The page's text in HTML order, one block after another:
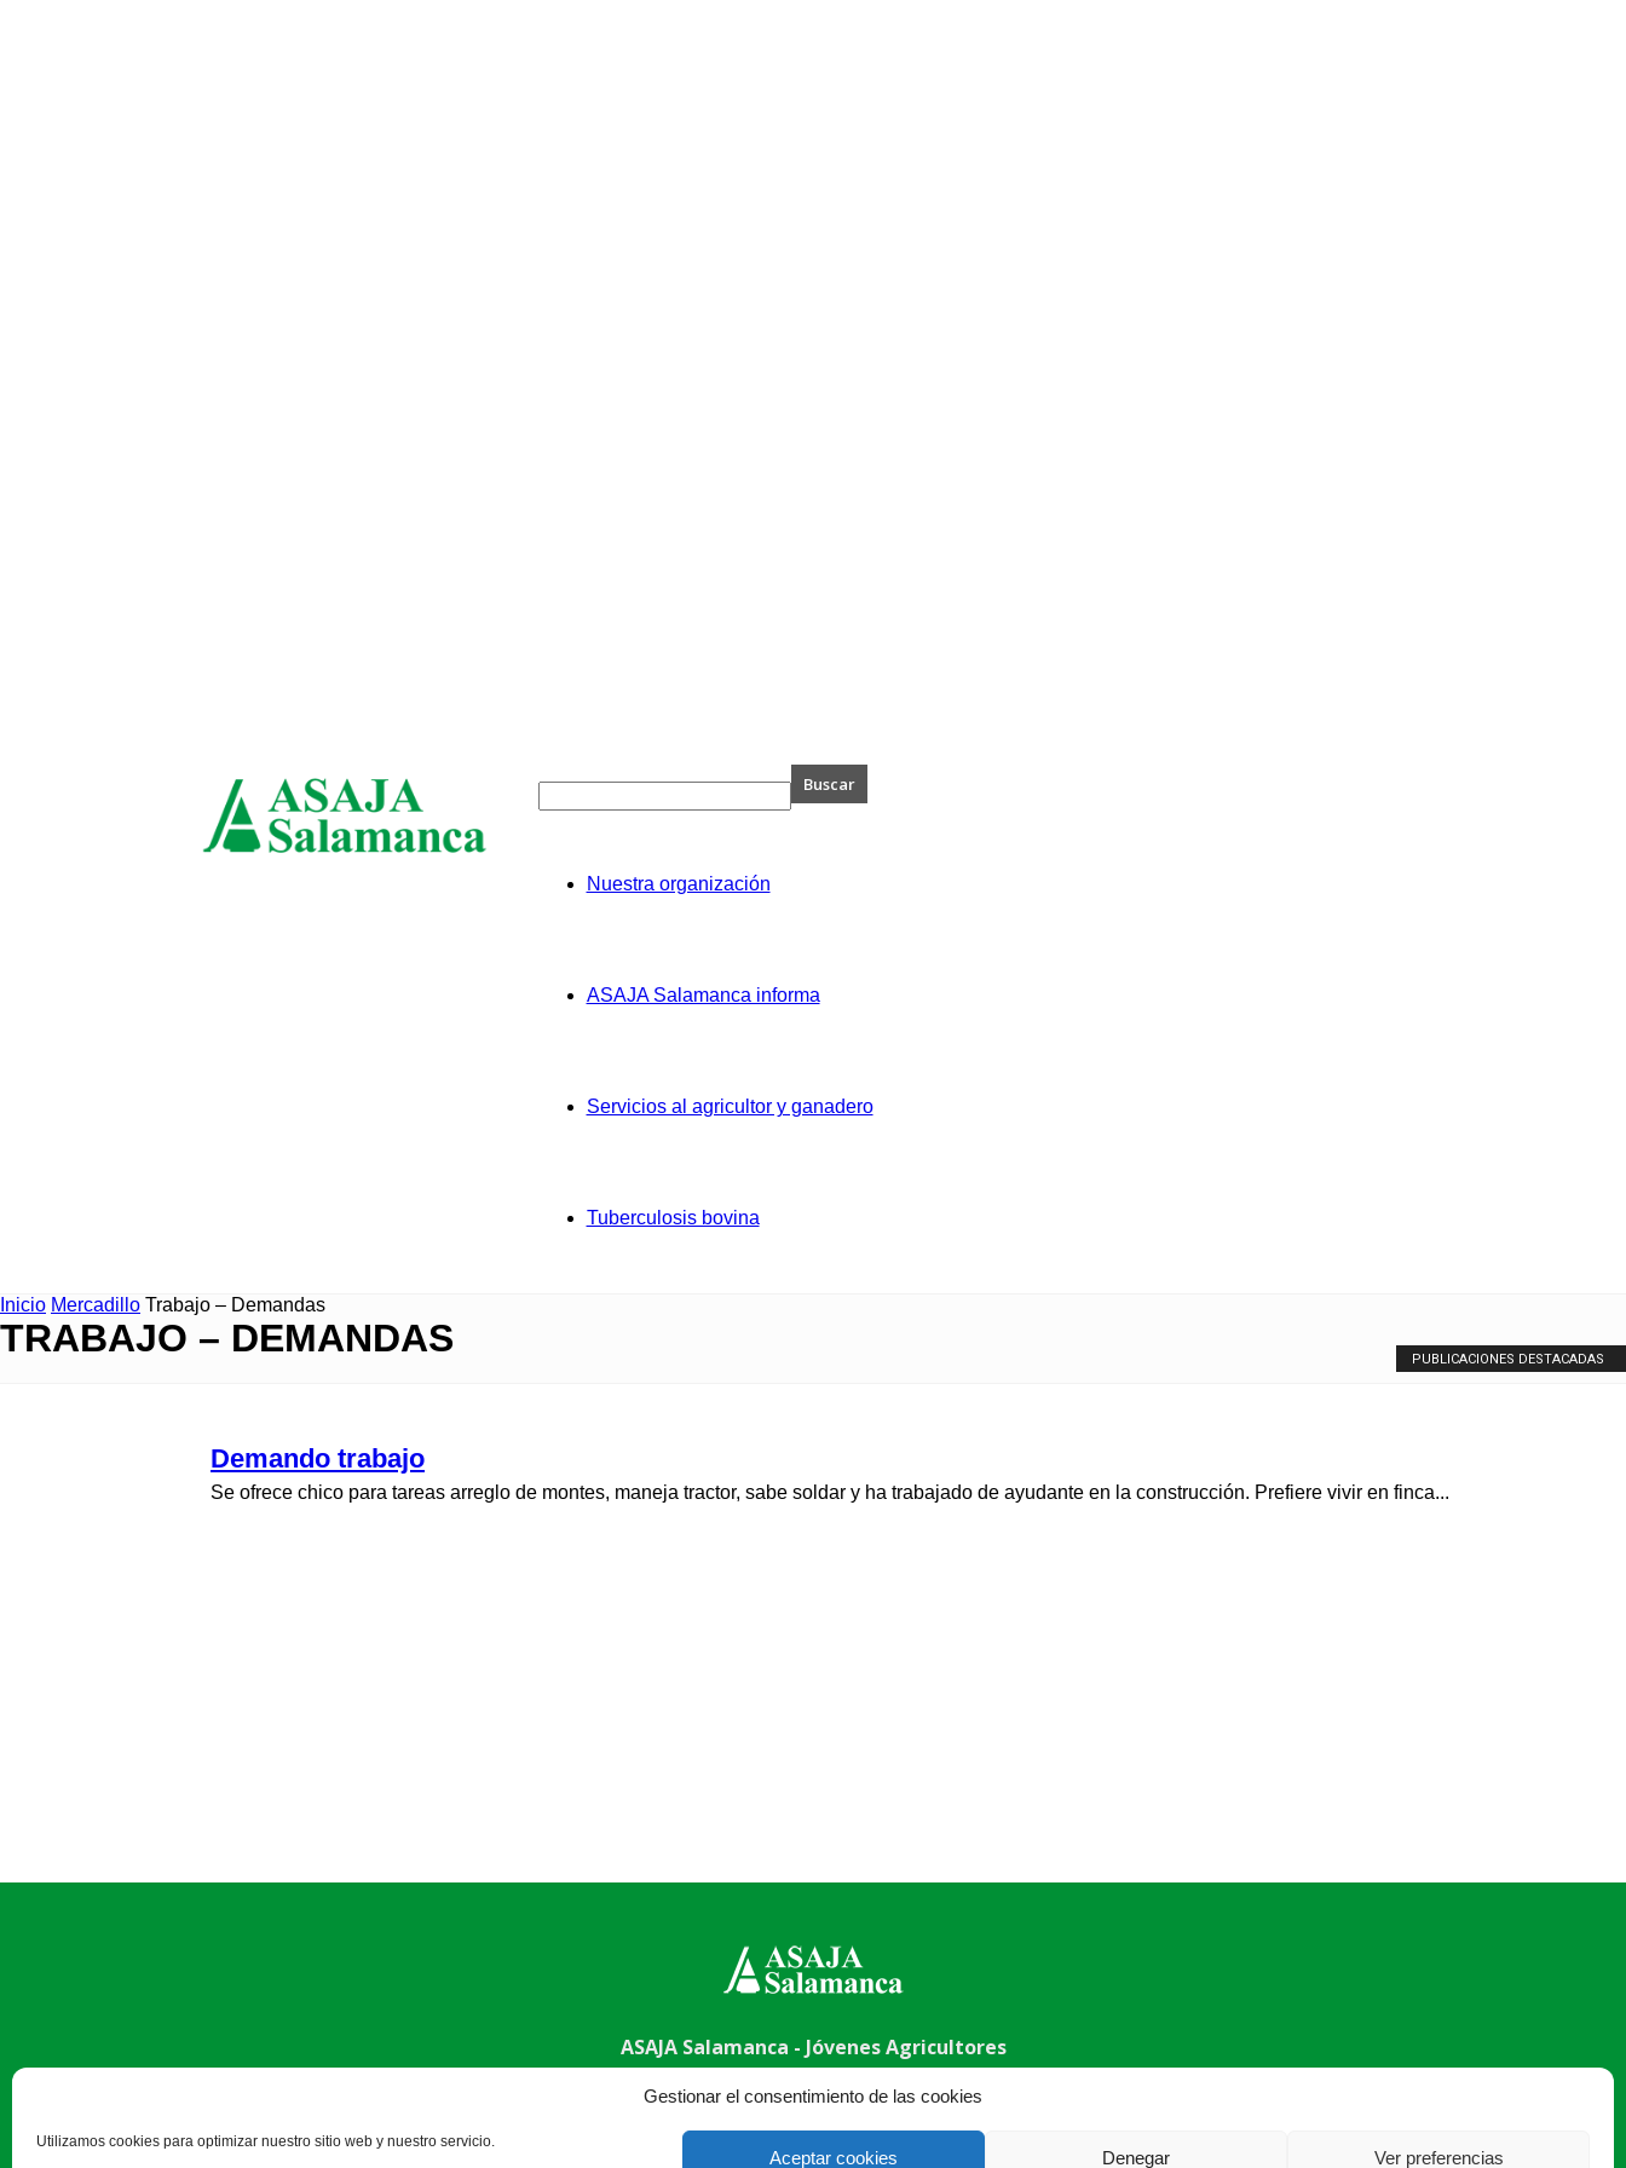
Gestionar el consentimiento de las cookies
Utilizamos cookies para optimizar nuestro sitio web y nuestro servicio.
Aceptar cookies Denegar Ver preferencias
Nuestra organización
ASAJA Salamanca informa
Servicios al agricultor y ganadero
Tuberculosis bovina
Inicio Mercadillo Trabajo – Demandas
TRABAJO – DEMANDAS PUBLICACIONES DESTACADAS
Demando trabajo
Se ofrece chico para tareas arreglo de montes, maneja tractor, sabe soldar y ha trabajado de ayudante en la construcción. Prefiere vivir en finca...
ASAJA Salamanca - Jóvenes Agricultores